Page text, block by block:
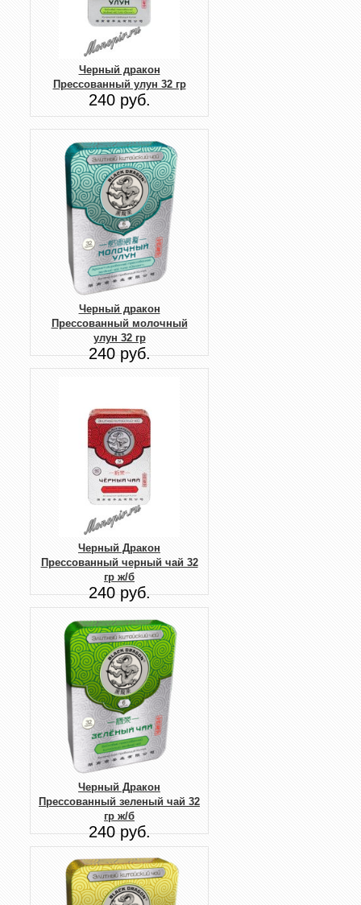
Черный дракон
Прессованный улун 32 гр
240 руб.
Черный дракон
Прессованный молочный
улун 32 гр
240 руб.
Черный Дракон
Прессованный черный чай 32
гр ж/б
240 руб.
Черный Дракон
Прессованный зеленый чай 32
гр ж/б
240 руб.